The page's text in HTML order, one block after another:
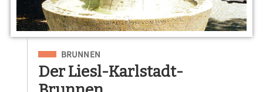
Eingeordnet unter
BRUNNEN
Der Liesl-Karlstadt-